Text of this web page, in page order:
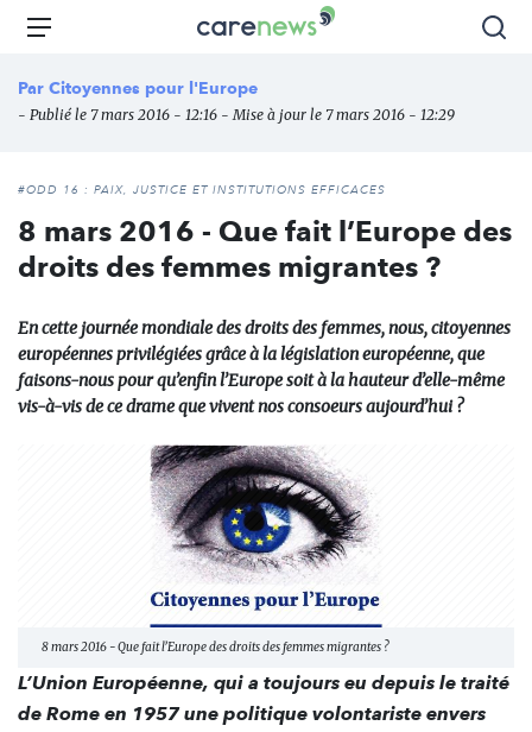
Aller
principal
Carenews,
média
des
l'engagement
Menu
Par Citoyennes pour l'Europe
- Publié le 7 mars 2016 - 12:16 - Mise à jour le 7 mars 2016 - 12:29
#ODD 16 : PAIX, JUSTICE ET INSTITUTIONS EFFICACES
8 mars 2016 - Que fait l’Europe des
droits des femmes migrantes ?
En cette journée mondiale des droits des femmes, nous, citoyennes
européennes privilégiées grâce à la législation européenne, que
faisons-nous pour qu’enfin l’Europe soit à la hauteur d’elle-même
vis-à-vis de ce drame que vivent nos consoeurs aujourd’hui ?
8 mars 2016 - Que fait l’Europe des droits des femmes migrantes ?
L’Union Européenne, qui a toujours eu depuis le traité
de Rome en 1957 une politique volontariste envers